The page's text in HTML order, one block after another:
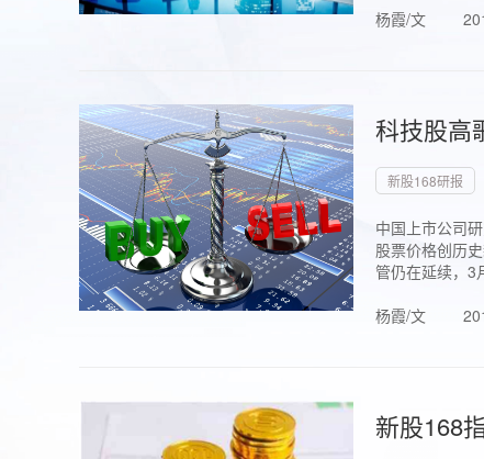
杨霞/文
科技股高
新股168研报
中国上市公司
股票价格创历
管仍在延续，3
杨霞/文
新股168